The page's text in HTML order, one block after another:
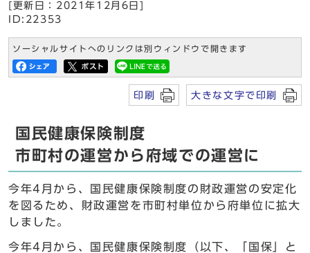
[更新日：2021年12月6日]
ID:22353
ソーシャルサイトへのリンクは別ウィンドウで開きます
印刷 大きな文字で印刷
国民健康保険制度
市町村の運営から府域での運営に
今年4月から、国民健康保険制度の財政運営の安定化
を図るため、財政運営を市町村単位から府単位に拡大
しました。
今年4月から、国民健康保険制度（以下、「国保」と